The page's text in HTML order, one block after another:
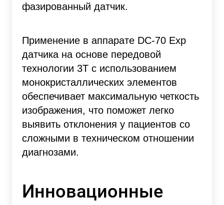
фазированный датчик.
Применение в аппарате DC-70 Exp
датчика на основе передовой
технологии 3T с использованием
монокристаллических элементов
обеспечивает максимальную четкость
изображения, что поможет легко
выявить отклонения у пациентов со
сложными в техническом отношении
диагнозами.
Инновационные